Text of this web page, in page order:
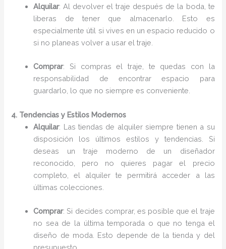
Alquilar: Al devolver el traje después de la boda, te
liberas de tener que almacenarlo. Esto es
especialmente útil si vives en un espacio reducido o
si no planeas volver a usar el traje.
Comprar: Si compras el traje, te quedas con la
responsabilidad de encontrar espacio para
guardarlo, lo que no siempre es conveniente.
4. Tendencias y Estilos Modernos
Alquilar: Las tiendas de alquiler siempre tienen a su
disposición los últimos estilos y tendencias. Si
deseas un traje moderno de un diseñador
reconocido, pero no quieres pagar el precio
completo, el alquiler te permitirá acceder a las
últimas colecciones.
Comprar: Si decides comprar, es posible que el traje
no sea de la última temporada o que no tenga el
diseño de moda. Esto depende de la tienda y del